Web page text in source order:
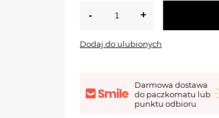
Dodaj do ulubionych
Darmowa dostawa
do paczkomatu lub
punktu odbioru